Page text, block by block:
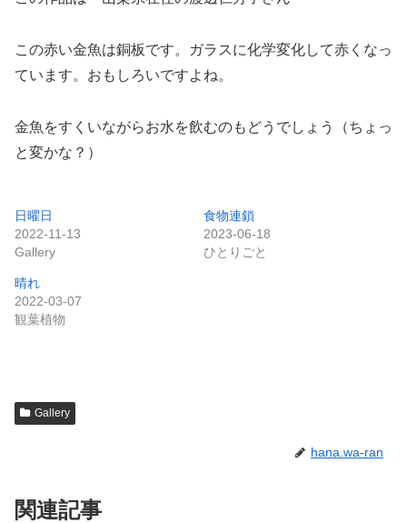
この赤い金魚は銅板です。ガラスに化学変化して赤くなっ
ています。おもしろいですよね。
金魚をすくいながらお水を飲むのもどうでしょう（ちょっ
と変かな？）
日曜日
2022-11-13
Gallery
食物連鎖
2023-06-18
ひとりごと
晴れ
2022-03-07
観葉植物
Gallery
hana.wa-ran
関連記事